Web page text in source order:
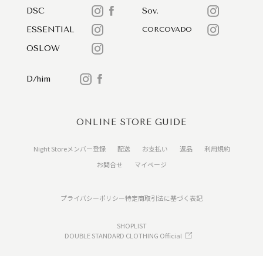
DSC
Sov.
ESSENTIAL
CORCOVADO
OSLOW
D/him
ONLINE STORE GUIDE
Night Storeメンバー登録 配送 お支払い 返品
利用規約
お問合せ
マイページ
プライバシーポリシー特定商取引法に基づく表記
SHOPLIST
DOUBLE STANDARD CLOTHING Official